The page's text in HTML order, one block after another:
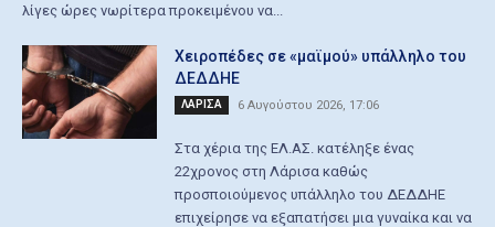
λίγες ώρες νωρίτερα προκειμένου να...
Χειροπέδες σε «μαϊμού» υπάλληλο του
ΔΕΔΔΗΕ
ΛΑΡΙΣΑ 6 Αυγούστου 2026, 17:06
Στα χέρια της ΕΛ.ΑΣ. κατέληξε ένας
22χρονος στη Λάρισα καθώς
προσποιούμενος υπάλληλο του ΔΕΔΔΗΕ
επιχείρησε να εξαπατήσει μια γυναίκα και να